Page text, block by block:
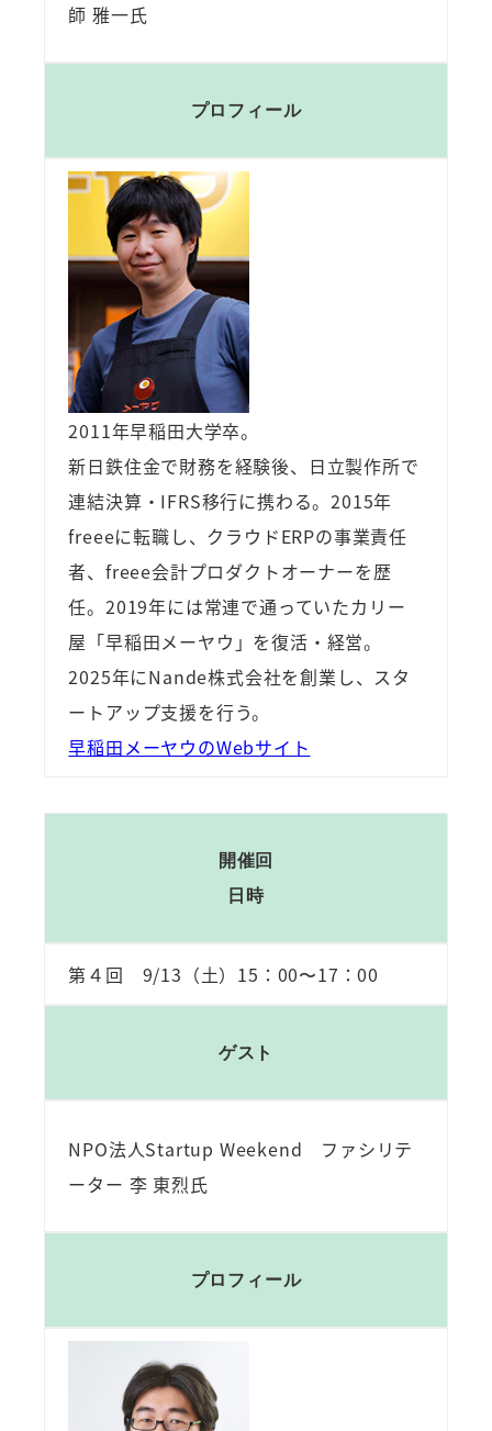
師 雅一氏
プロフィール
2011年早稲田大学卒。
新日鉄住金で財務を経験後、日立製作所で
連結決算・IFRS移行に携わる。2015年
freeeに転職し、クラウドERPの事業責任
者、freee会計プロダクトオーナーを歴
任。2019年には常連で通っていたカリー
屋「早稲田メーヤウ」を復活・経営。
2025年にNande株式会社を創業し、スタ
ートアップ支援を行う。
早稲田メーヤウのWebサイト
開催回
日時
第４回 9/13（土）15：00〜17：00
ゲスト
NPO法人Startup Weekend ファシリテ
ーター 李 東烈氏
プロフィール